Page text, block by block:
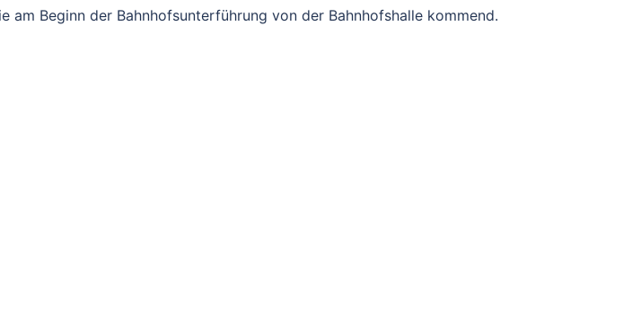
Beginn der Bahnhofsunterführung von der Bahnhofshalle kommend.